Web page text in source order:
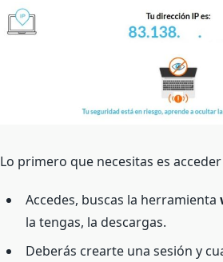
Lo primero que necesitas es
Accedes, buscas la herramienta
la tengas, la descargas.
Deberás crearte una sesión y